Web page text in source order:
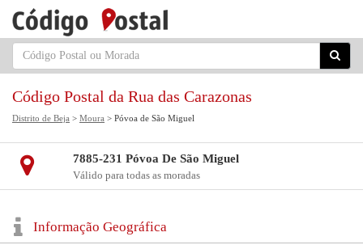
Código Postal da Rua das Carazonas
Distrito de Beja > Moura > Póvoa de São Miguel
7885-231 Póvoa De São Miguel
Válido para todas as moradas
Informação Geográfica